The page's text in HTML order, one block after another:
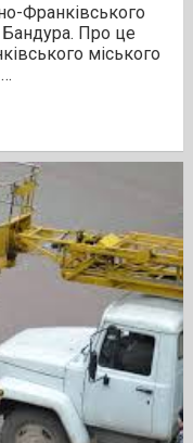
Франківського
Бандура. Про це
міського